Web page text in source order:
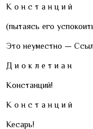
К о н с т а н ц и й
(пытаясь его
Это неуместно —
Д и о к л е т и а н
Констанций!
К о н с т а н ц и й
Кесарь!